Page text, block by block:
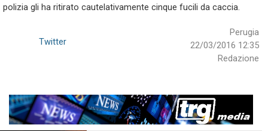
polizia gli ha ritirato cautelativamente cinque fucili da caccia.
Perugia
22/03/2016 12:35
Redazione
Twitter